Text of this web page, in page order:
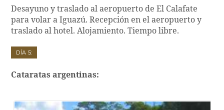
Desayuno y traslado al aeropuerto de El Calafate
para volar a Iguazú. Recepción en el aeropuerto y
traslado al hotel. Alojamiento. Tiempo libre.
Día 5:
Cataratas argentinas: